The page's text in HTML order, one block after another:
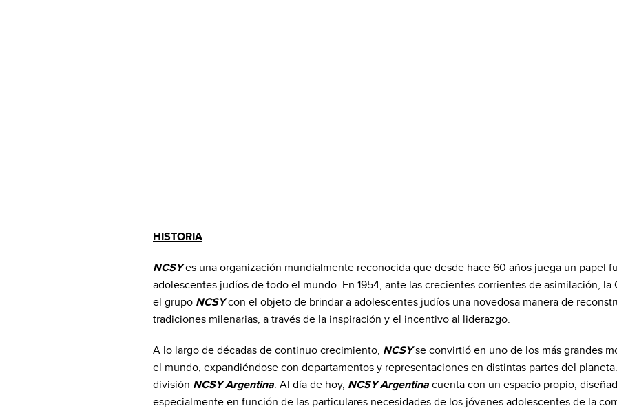
HISTORIA
NCSYes una organización mundialmente reconocida que desde hace 60 años juega un papel
adolescentes judíos de todo el mundo. En 1954, ante las crecientes corrientes de asimilación, la
el grupo NCSYcon el objeto de brindar a adolescentes judíos una novedosa manera de
tradiciones milenarias, a través de la inspiración y el incentivo al liderazgo.
A lo largo de décadas de continuo crecimiento, NCSYse convirtió en uno de los más grandes
el mundo, expandiéndose con departamentos y representaciones en distintas partes del
división NCSY Argentina. Al día de hoy, NCSY Argentina cuenta con un espacio propio,
especialmente en función de las particulares necesidades de los jóvenes adolescentes de la